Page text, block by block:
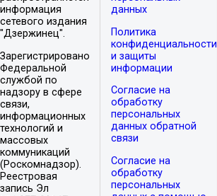
информация
сетевого издания
"Дзержинец".
Зарегистрировано
Федеральной
службой по
надзору в сфере
связи,
информационных
технологий и
массовых
коммуникаций
(Роскомнадзор).
Реестровая
запись Эл
данных
Политика
конфиденциальности
и защиты
информации
Согласие на
обработку
персональных
данных обратной
связи
Согласие на
обработку
персональных